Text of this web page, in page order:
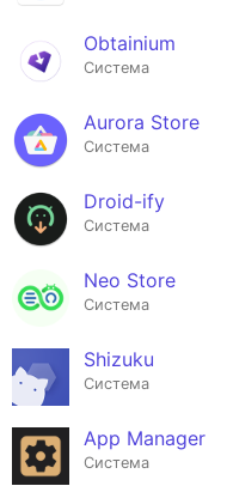
Obtainium
Система
Aurora Store
Система
Droid-ify
Система
Neo Store
Система
Shizuku
Система
App Manager
Система